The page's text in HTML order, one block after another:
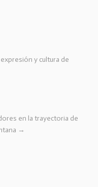
y cultura de
en la trayectoria de
→